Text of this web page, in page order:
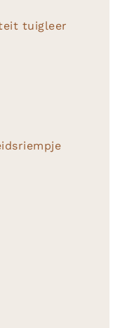
tuigleer